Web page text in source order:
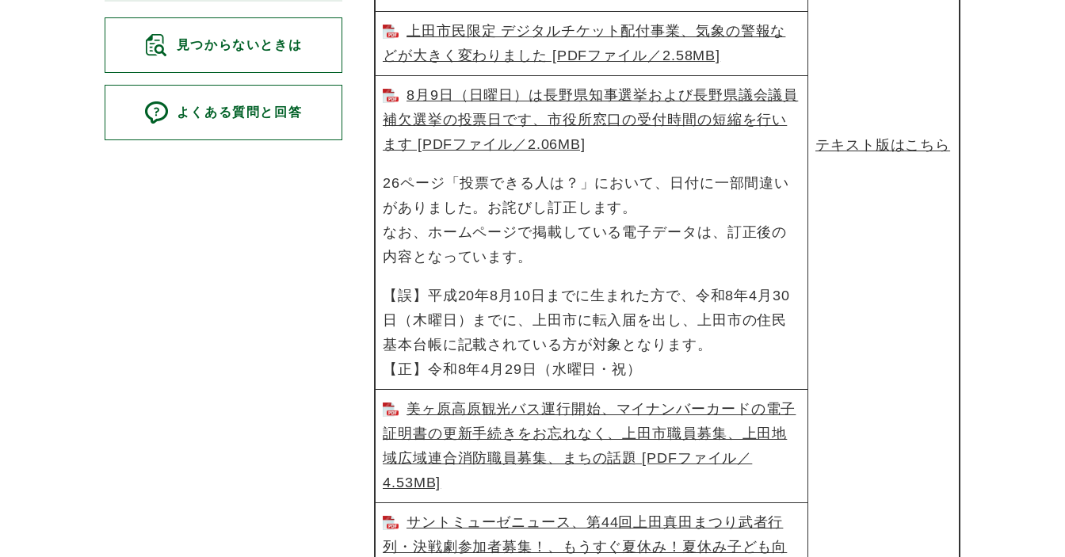
テキスト版はこちら
上田市民限定 デジタルチケット配付事業、気象の警報な
どが大きく変わりました [PDFファイル／2.58MB]
8月9日（日曜日）は長野県知事選挙および長野県議会議員
補欠選挙の投票日です、市役所窓口の受付時間の短縮を行い
ます [PDFファイル／2.06MB]
26ページ「投票できる人は？」において、日付に一部間違い
がありました。お詫びし訂正します。
なお、ホームページで掲載している電子データは、訂正後の
内容となっています。
【誤】平成20年8月10日までに生まれた方で、令和8年4月30
日（木曜日）までに、上田市に転入届を出し、上田市の住民
基本台帳に記載されている方が対象となります。
【正】令和8年4月29日（水曜日・祝）
美ヶ原高原観光バス運行開始、マイナンバーカードの電子
証明書の更新手続きをお忘れなく、上田市職員募集、上田地
域広域連合消防職員募集、まちの話題 [PDFファイル／
4.53MB]
サントミューゼニュース、第44回上田真田まつり武者行
列・決戦劇参加者募集！、もうすぐ夏休み！夏休み子ども向
見つからないときは
よくある質問と回答